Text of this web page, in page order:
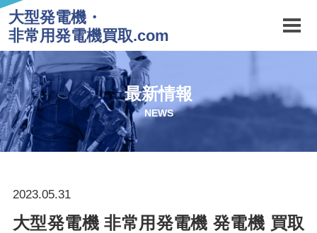
大型発電機・
非常用発電機買取.com
最新情報
NEWS
2023.05.31
大型発電機 非常用発電機 発電機 買取